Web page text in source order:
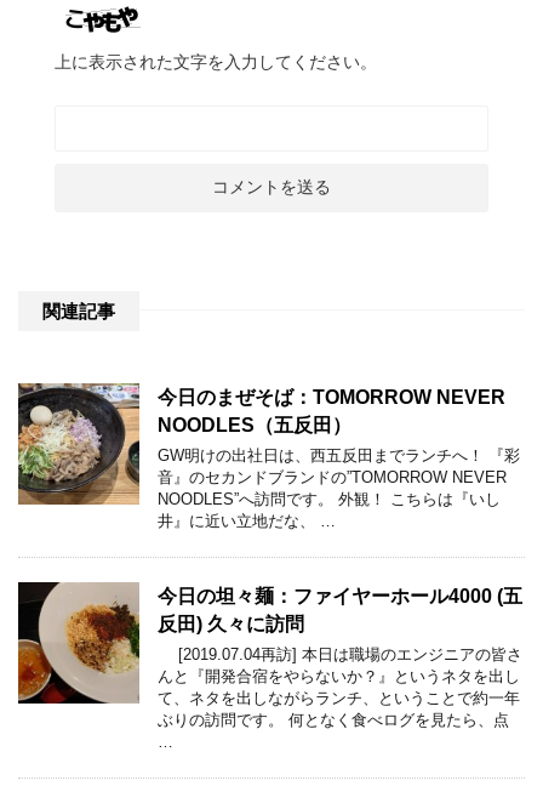
上に表示された文字を入力してください。
関連記事
今日のまぜそば：TOMORROW NEVER
NOODLES（五反田）
GW明けの出社日は、西五反田までランチへ！ 『彩
音』のセカンドブランドの”TOMORROW NEVER
NOODLES”へ訪問です。 外観！ こちらは『いし
井』に近い立地だな、 …
今日の坦々麺：ファイヤーホール4000 (五
反田) 久々に訪問
[2019.07.04再訪] 本日は職場のエンジニアの皆さ
んと『開発合宿をやらないか？』というネタを出し
て、ネタを出しながらランチ、ということで約一年
ぶりの訪問です。 何となく食べログを見たら、点
…